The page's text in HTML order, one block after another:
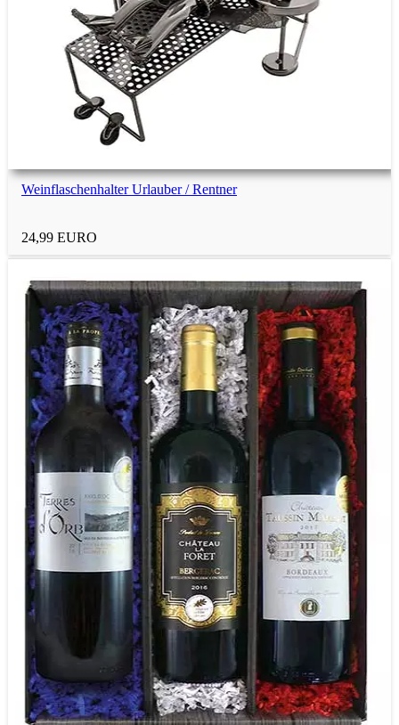
Relax-Geschenke
Gamer-Geschenke
Mehr Geschenktipps
Weinflaschenhalter Urlauber / Rentner
24,99 EURO